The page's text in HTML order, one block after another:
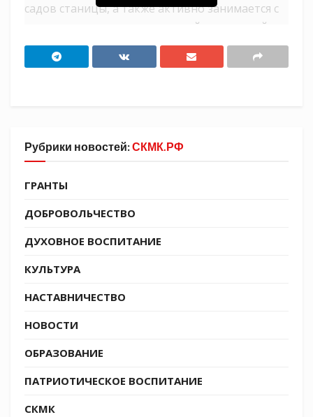
садов станицы, а также активно занимается с
казачатами в стенах гончарной мастерской.
Источник:
Рубрики новостей:СКМК.РФ
ГРАНТЫ
ДОБРОВОЛЬЧЕСТВО
ДУХОВНОЕ ВОСПИТАНИЕ
КУЛЬТУРА
НАСТАВНИЧЕСТВО
НОВОСТИ
ОБРАЗОВАНИЕ
ПАТРИОТИЧЕСКОЕ ВОСПИТАНИЕ
СКМК